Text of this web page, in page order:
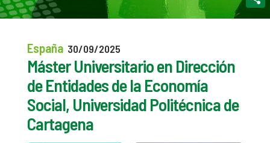
España 30/09/2025
Máster Universitario en Dirección
de Entidades de la Economía
Social, Universidad Politécnica de
Cartagena